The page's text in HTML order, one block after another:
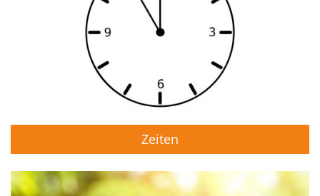
Zeiten